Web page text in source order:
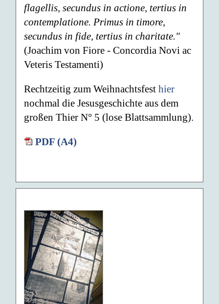
flagellis, secundus in actione, tertius in
contemplatione. Primus in timore,
secundus in fide, tertius in charitate."
(Joachim von Fiore - Concordia Novi ac
Veteris Testamenti)
Rechtzeitig zum Weihnachtsfest hier
nochmal die Jesusgeschichte aus dem
großen Thier N° 5 (lose Blattsammlung).
PDF (A4)